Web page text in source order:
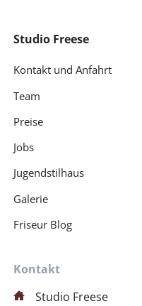
Navigation
Studio Freese
Kontakt und Anfahrt
Team
Preise
Jobs
Jugendstilhaus
Galerie
Friseur Blog
Kontakt
Studio Freese